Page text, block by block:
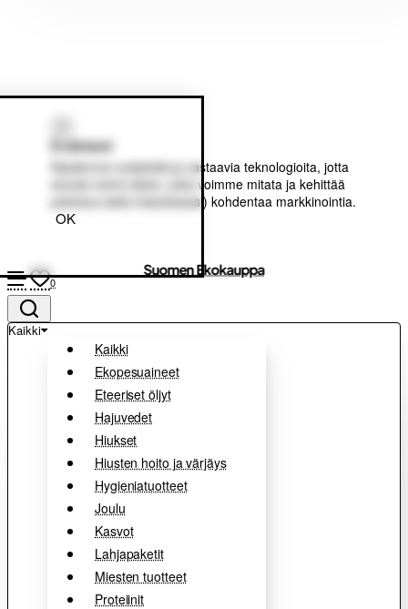
Evästeet
Käytämme evästeitä ja vastaavia teknologioita, jotta
sivusto toimii oikein, jotta voimme mitata ja kehittää
palvelua sekä (halutessasi) kohdentaa markkinointia.
OK
Suomen Ekokauppa
0
Kaikki
Kaikki
Ekopesuaineet
Eteeriset öljyt
Hajuvedet
Hiukset
Hiusten hoito ja värjäys
Hygieniatuotteet
Joulu
Kasvot
Lahjapaketit
Miesten tuotteet
Proteiinit